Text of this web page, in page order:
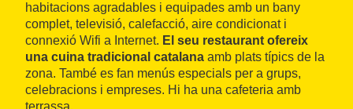
habitacions agradables i equipades amb un bany
complet, televisió, calefacció, aire condicionat i
connexió Wifi a Internet. El seu restaurant ofereix
una cuina tradicional catalana amb plats típics de la
zona. També es fan menús especials per a grups,
celebracions i empreses. Hi ha una cafeteria amb
terrassa.